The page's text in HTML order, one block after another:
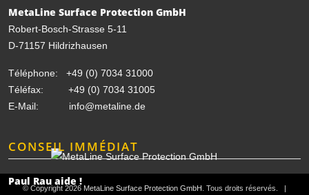
MetaLine Surface Protection GmbH
Robert-Bosch-Strasse 5-11
D-71157 Hildrizhausen
Téléphone: +49 (0) 7034 31000
Téléfax: +49 (0) 7034 31005
E-Mail: info@metaline.de
CONSEIL IMMÉDIAT
Paul Rau aide !
© Copyright 2026 MetaLine Surface Protection GmbH . Tous droits réservés. |